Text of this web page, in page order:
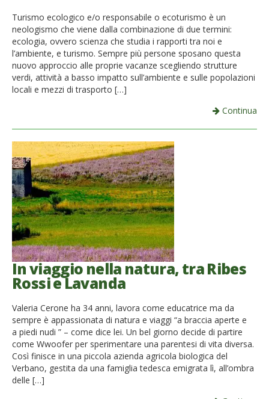
French
Italiano
Turismo ecologico e/o responsabile o ecoturismo è un
neologismo che viene dalla combinazione di due termini:
ecologia, ovvero scienza che studia i rapporti tra noi e
l’ambiente, e turismo. Sempre più persone sposano questa
nuovo approccio alle proprie vacanze scegliendo strutture
verdi, attività a basso impatto sull’ambiente e sulle popolazioni
locali e mezzi di trasporto […]
Continua
In viaggio nella natura, tra Ribes
Rossi e Lavanda
Valeria Cerone ha 34 anni, lavora come educatrice ma da
sempre è appassionata di natura e viaggi “a braccia aperte e
a piedi nudi ” – come dice lei. Un bel giorno decide di partire
come Wwoofer per sperimentare una parentesi di vita diversa.
Così finisce in una piccola azienda agricola biologica del
Verbano, gestita da una famiglia tedesca emigrata lì, all’ombra
delle […]